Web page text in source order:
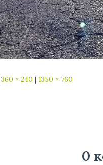
360 × 240 | 1350 × 760
0